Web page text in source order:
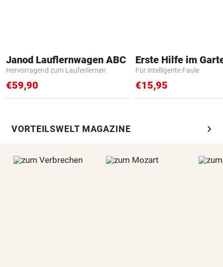
Janod Lauflernwagen ABC
Hervorragend zum Laufenlernen
€59,90
Erste Hilfe im
Für intelligente Faule
€15,95
VORTEILSWELT MAGAZINE chevron_right